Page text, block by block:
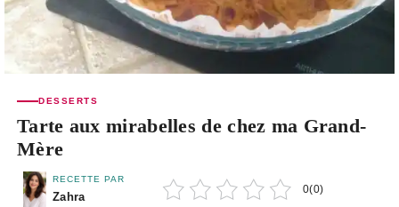
DESSERTS
Tarte aux mirabelles de chez ma Grand-
Mère
RECETTE PAR
Zahra
0(0)